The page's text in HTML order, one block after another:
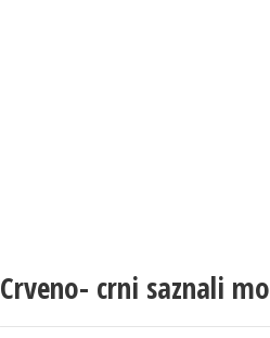
Crveno- crni saznali